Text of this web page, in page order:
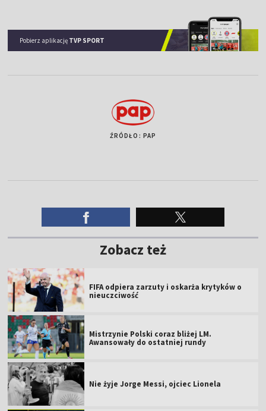
Pobierz aplikację TVP SPORT
ŹRÓDŁO: PAP
Zobacz też
FIFA odpiera zarzuty i oskarża krytyków o
nieuczciwość
Mistrzynie Polski coraz bliżej LM.
Awansowały do ostatniej rundy
Nie żyje Jorge Messi, ojciec Lionela